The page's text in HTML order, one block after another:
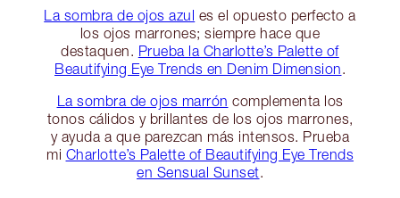
La sombra de ojos azul es el opuesto perfecto a
los ojos marrones; siempre hace que
destaquen. Prueba la Charlotte’s Palette of
Beautifying Eye Trends en Denim Dimension.
La sombra de ojos marrón complementa los
tonos cálidos y brillantes de los ojos marrones,
y ayuda a que parezcan más intensos. Prueba
mi Charlotte’s Palette of Beautifying Eye Trends
en Sensual Sunset.